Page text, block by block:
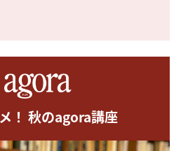
！ 秋のagora講座